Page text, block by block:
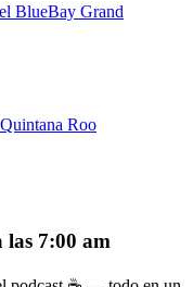
BlueBay Grand
Roo
las 7:00 am